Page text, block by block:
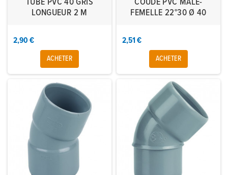
TUBE PVC 40 GRIS
LONGUEUR 2 M
2,90 €
ACHETER
COUDE PVC MALE-
FEMELLE 22°30 Ø 40
2,51 €
ACHETER